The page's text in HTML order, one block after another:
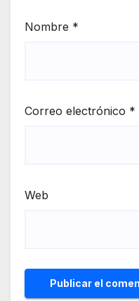
Nombre *
Correo electrónico *
Web